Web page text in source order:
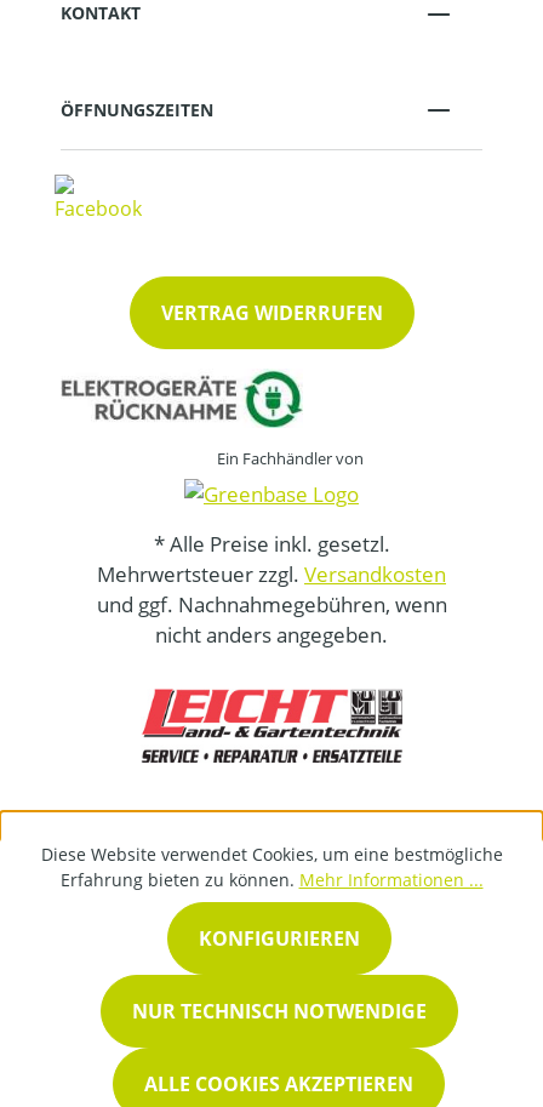
KONTAKT
ÖFFNUNGSZEITEN
VERTRAG WIDERRUFEN
Ein Fachhändler von
* Alle Preise inkl. gesetzl.
Mehrwertsteuer zzgl. Versandkosten
und ggf. Nachnahmegebühren, wenn
nicht anders angegeben.
Diese Website verwendet Cookies, um eine bestmögliche
Erfahrung bieten zu können. Mehr Informationen ...
NUR TECHNISCH NOTWENDIGE
KONFIGURIEREN
ALLE COOKIES AKZEPTIEREN